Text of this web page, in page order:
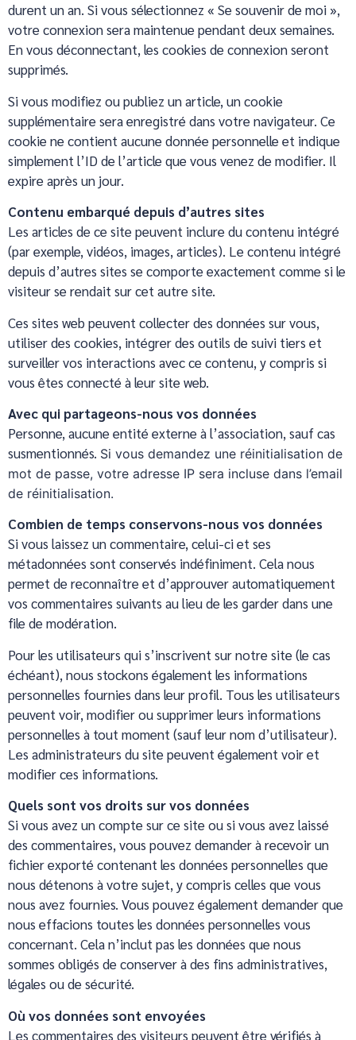
durent un an. Si vous sélectionnez « Se souvenir de moi »,
votre connexion sera maintenue pendant deux semaines.
En vous déconnectant, les cookies de connexion seront
supprimés.
Si vous modifiez ou publiez un article, un cookie
supplémentaire sera enregistré dans votre navigateur. Ce
cookie ne contient aucune donnée personnelle et indique
simplement l’ID de l’article que vous venez de modifier. Il
expire après un jour.
Contenu embarqué depuis d’autres sites
Les articles de ce site peuvent inclure du contenu intégré
(par exemple, vidéos, images, articles). Le contenu intégré
depuis d’autres sites se comporte exactement comme si le
visiteur se rendait sur cet autre site.
Ces sites web peuvent collecter des données sur vous,
utiliser des cookies, intégrer des outils de suivi tiers et
surveiller vos interactions avec ce contenu, y compris si
vous êtes connecté à leur site web.
Avec qui partageons-nous vos données
Personne, aucune entité externe à l’association, sauf cas
susmentionnés. Si vous demandez une réinitialisation de
mot de passe, votre adresse IP sera incluse dans l’email
de réinitialisation.
Combien de temps conservons-nous vos données
Si vous laissez un commentaire, celui-ci et ses
métadonnées sont conservés indéfiniment. Cela nous
permet de reconnaître et d’approuver automatiquement
vos commentaires suivants au lieu de les garder dans une
file de modération.
Pour les utilisateurs qui s’inscrivent sur notre site (le cas
échéant), nous stockons également les informations
personnelles fournies dans leur profil. Tous les utilisateurs
peuvent voir, modifier ou supprimer leurs informations
personnelles à tout moment (sauf leur nom d’utilisateur).
Les administrateurs du site peuvent également voir et
modifier ces informations.
Quels sont vos droits sur vos données
Si vous avez un compte sur ce site ou si vous avez laissé
des commentaires, vous pouvez demander à recevoir un
fichier exporté contenant les données personnelles que
nous détenons à votre sujet, y compris celles que vous
nous avez fournies. Vous pouvez également demander que
nous effacions toutes les données personnelles vous
concernant. Cela n’inclut pas les données que nous
sommes obligés de conserver à des fins administratives,
légales ou de sécurité.
Où vos données sont envoyées
Les commentaires des visiteurs peuvent être vérifiés à